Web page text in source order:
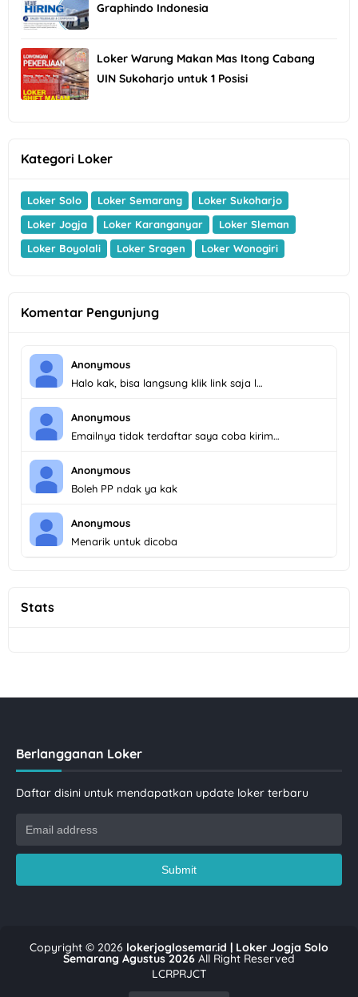
Graphindo Indonesia
Loker Warung Makan Mas Itong Cabang
UIN Sukoharjo untuk 1 Posisi
Kategori Loker
Loker Solo Loker Semarang
Loker Sukoharjo
Loker Jogja
Loker Karanganyar
Loker Sleman
Loker Boyolali
Loker Sragen Loker Wonogiri
Komentar Pengunjung
Anonymous
Halo kak, bisa langsung klik link saja l…
Anonymous
Emailnya tidak terdaftar saya coba kirim…
Anonymous
Boleh PP ndak ya kak
Anonymous
Menarik untuk dicoba
Stats
Berlangganan Loker
Daftar disini untuk mendapatkan update loker terbaru
Copyright © 2026 lokerjoglosemar.id | Loker Jogja Solo
Semarang Agustus 2026 All Right Reserved
LCRPRJCT